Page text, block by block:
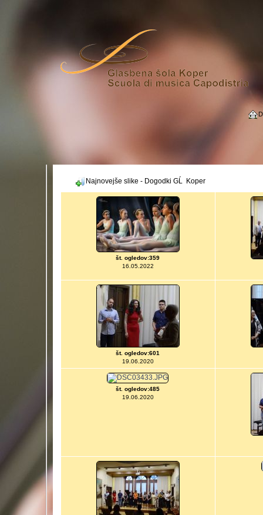
Najnovejše slike - Dogodki GĹ Koper
št. ogledov:359
16.05.2022
št. ogledov:601
19.06.2020
št. ogledov:485
19.06.2020